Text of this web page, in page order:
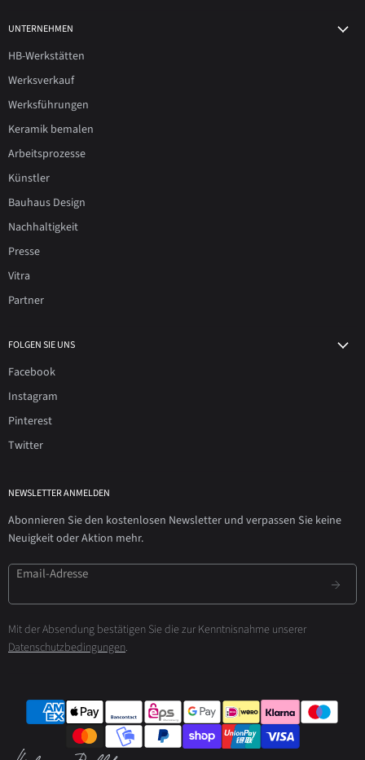
UNTERNEHMEN
HB-Werkstätten
Werksverkauf
Werksführungen
Keramik bemalen
Arbeitsprozesse
Künstler
Bauhaus Design
Nachhaltigkeit
Presse
Vitra
Partner
FOLGEN SIE UNS
Facebook
Instagram
Pinterest
Twitter
NEWSLETTER ANMELDEN
Abonnieren Sie den kostenlosen Newsletter und verpassen Sie keine
Neuigkeit oder Aktion mehr.
Email-Adresse
Mit der Absendung bestätigen Sie die zur Kenntnisnahme unserer
Datenschutzbedingungen.